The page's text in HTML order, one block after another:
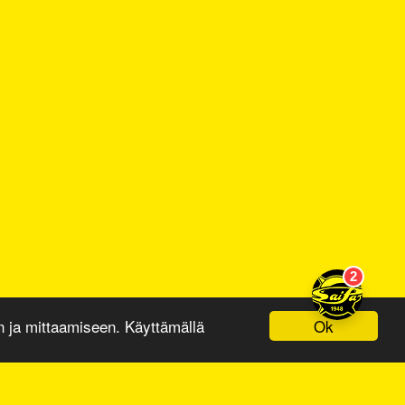
Ok
ja mittaamiseen. Käyttämällä